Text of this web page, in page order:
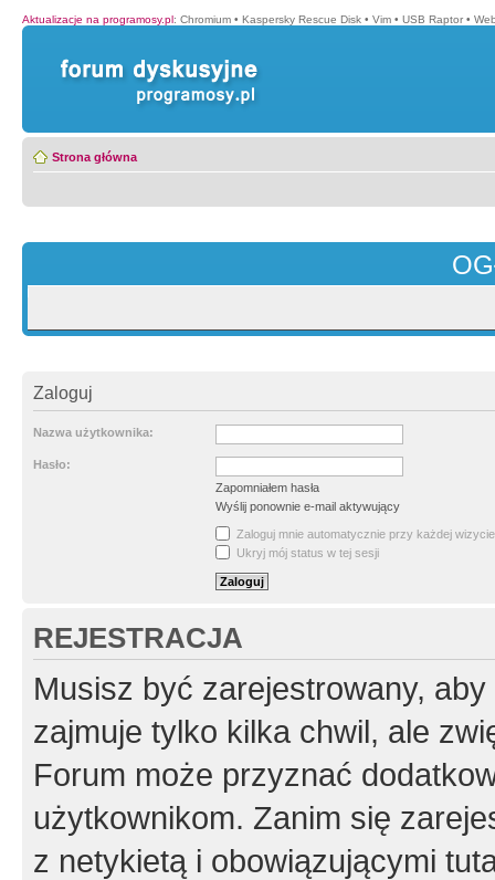
Aktualizacje na programosy.pl: Chromium • Kaspersky Rescue Disk • Vim • USB Raptor •
Strona główna
Zaloguj
Nazwa użytkownika:
Hasło:
Zapomniałem hasła
Wyślij ponownie e-mail aktywujący
Zaloguj mnie automatycznie przy każdej wizycie
Ukryj mój status w tej sesji
REJESTRACJA
Musisz być zarejestrowany,
zajmuje tylko kilka chwil, ale
Forum może przyznać
użytkownikom. Zanim się
z netykietą i obowiązującymi